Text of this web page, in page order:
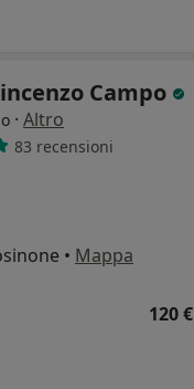
Campo
· Altro
83 recensioni
• Mappa
120 €